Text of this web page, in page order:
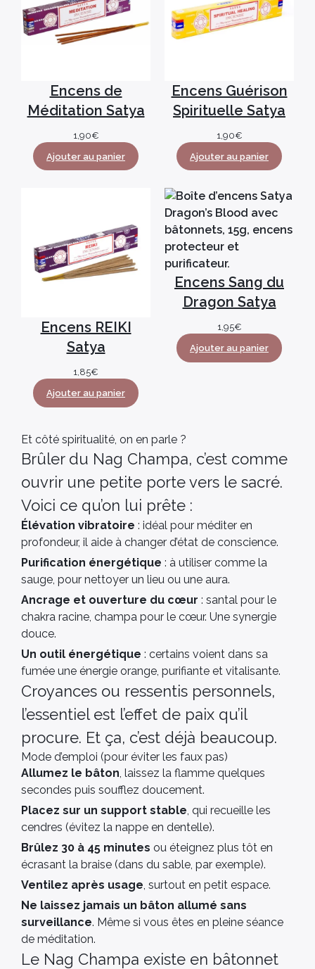
Encens de
Méditation Satya
1,90€
Ajouter au panier
Encens Guérison
Spirituelle Satya
1,90€
Ajouter au panier
Encens REIKI
Satya
1,85€
Ajouter au panier
Encens Sang du
Dragon Satya
1,95€
Ajouter au panier
Et côté spiritualité, on en parle ?
Brûler du Nag Champa, c’est comme
ouvrir une petite porte vers le sacré.
Voici ce qu’on lui prête :
Élévation vibratoire : idéal pour méditer en
profondeur, il aide à changer d’état de conscience.
Purification énergétique : à utiliser comme la
sauge, pour nettoyer un lieu ou une aura.
Ancrage et ouverture du cœur : santal pour le
chakra racine, champa pour le cœur. Une synergie
douce.
Un outil énergétique : certains voient dans sa
fumée une énergie orange, purifiante et vitalisante.
Croyances ou ressentis personnels,
l’essentiel est l’effet de paix qu’il
procure. Et ça, c’est déjà beaucoup.
Mode d’emploi (pour éviter les faux pas)
Allumez le bâton , laissez la flamme quelques
secondes puis soufflez doucement.
Placez sur un support stable , qui recueille les
cendres (évitez la nappe en dentelle).
Brûlez 30 à 45 minutes ou éteignez plus tôt en
écrasant la braise (dans du sable, par exemple).
Ventilez après usage , surtout en petit espace.
Ne laissez jamais un bâton allumé sans
surveillance. Même si vous êtes en pleine séance
de méditation.
Le Nag Champa existe en bâtonnet